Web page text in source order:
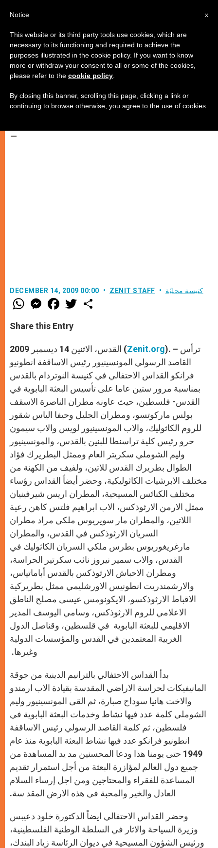
قداس إحتفالي كبير بمناسبة مرور 60
عاماً على تأسيس البعثة ‏البابوية في
فلسطين
–
DECEMBER 14, 2009 00:00 ZENIT STAFF كنيسة محليّة
W
h
t
s
p
p
M
e
s
e
e
r
F
a
e
b
o
k
w
r
Share this Entry
القدس، الاثنين 14 ديسمبر 2009 (Zenit.org). – ترأس
القاصد الرسولي المونسينيور رئيس الاساقفة انطونيو
فرانكو ‏القداس الاحتفالي في كنيسة النوتردام بالقدس
بمناسبة مرور ستين عاما ‏على تأسيس البعثة البابوية في
القدس- فلسطين، حيث عاونه مطران ‏الناصرة الاسقف
بولس ماركوتسو، ومطران الجليل وحيفا الياس شقور
‏للروم الكاثوليك، والاب المونسينيور لويس والاب سيمون
حرو رئيس ‏كلية تراسنطا للبنين بالقدس، والمونسينيور
وليم الشوملي سكريتر العام ‏وممثل البطريرك فؤاد
الطوال بطريرك القدس للاتين، ولفيف من الكهنة ‏من
مختلف الابرشيات الكاثوليكية، وحضر أيضاً القداس رؤساء
مختلف ‏الكنائس المسيحية، المطران اريس شيرفينيان
ممثل الارمن الارثوذكس، ‏الاب ابراهيم فلتس كاهن رعية
اللاتين، والمطران مار سويريوس ملكي ‏مراد مطران
السريان الارثوذكس في القدس، والمطران
مارغريغوريوس ‏بطرس ملكي السريان الكاثوليك في
القدس، والاب سمير نيروز نائب ‏سكرتير الحراسة،
ومطران الاحباش الارثوذكس بالقدس أباماتياس،
‏والارشمندريت انطونيس الاورشليمي ممثل بطريركية
الاقباط الارثوذكسو، ‏الايكونومس عيسى مصلح الناطق
الاعلامي للروم الارثوذكس، وسامي ‏اليوسف المدير
الاقليمي للبعثة البابوية في قلسطين، وقناصل الدول
‏الغربية المعتمدين في القدس والمؤسسات الدولية
وغيرها.‏ ‏
بدأ القداس الاحتفالي بالترانيم الدينية من جوقة
المانيفيكات لحراسة ‏الاراضي المقدسة بقيادة الاب ارمندو
والاخت هانيا سوداح صبارة، ثم ‏القى المونسينيور وليم
الشوملي كلمة عدد فيها نشاط وخدمات البعثة ‏البابوية في
فلسطين، ثم ‏كلمة القاصد الرسولي رئيس الاساقفة
انطونيو فرانكو عدد فيها نشاط ‏البعثة البابوية منذ عام
1949 حتى يومنا هذا ودعا المحسنين مد يد ‏المساهدة من
جميع دول العالم لمؤازرة البعثة من أجل استمرار تقديم
‏المساعدة للفقراء والمحتاجين ومن اجل إرساء السلام
العادل والخير ‏والمحبة في هذه الارض المقد سة.‏
وحضر القداس الاحتفالي ايضاً الدكتورة خلود دعيبس
وزيرة السياحة ‏والاثار في السلطة الوطنية الفلسطينية،
ورئيس الشؤون المسيحية في ‏ديوان الرئاسة زياد البندك،
x
Notice
This website or its third party tools use cookies, which are
necessary to its functioning and required to achieve the
purposes illustrated in the cookie policy. If you want to know
more or withdraw your consent to all or some of the cookies,
please refer to the cookie policy
By closing this banner, scrolling this page, clicking a link or
continuing to browse otherwise, you agree to the use of cookies.